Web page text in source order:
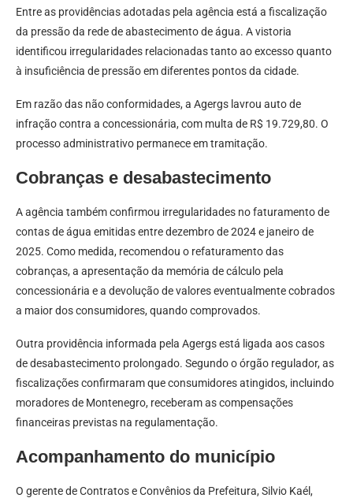
Entre as providências adotadas pela agência está a fiscalização
da pressão da rede de abastecimento de água. A vistoria
identificou irregularidades relacionadas tanto ao excesso quanto
à insuficiência de pressão em diferentes pontos da cidade.
Em razão das não conformidades, a Agergs lavrou auto de
infração contra a concessionária, com multa de R$ 19.729,80. O
processo administrativo permanece em tramitação.
Cobranças e desabastecimento
A agência também confirmou irregularidades no faturamento de
contas de água emitidas entre dezembro de 2024 e janeiro de
2025. Como medida, recomendou o refaturamento das
cobranças, a apresentação da memória de cálculo pela
concessionária e a devolução de valores eventualmente cobrados
a maior dos consumidores, quando comprovados.
Outra providência informada pela Agergs está ligada aos casos
de desabastecimento prolongado. Segundo o órgão regulador, as
fiscalizações confirmaram que consumidores atingidos, incluindo
moradores de Montenegro, receberam as compensações
financeiras previstas na regulamentação.
Acompanhamento do município
O gerente de Contratos e Convênios da Prefeitura, Silvio Kaél,